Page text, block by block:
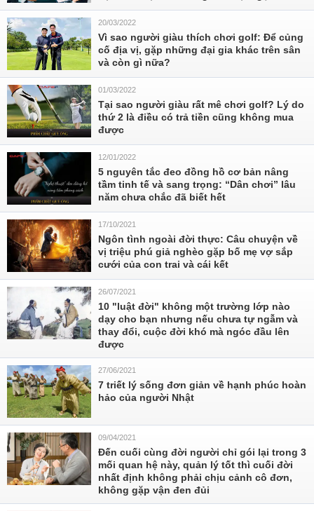
20/03/2022
Vì sao người giàu thích chơi golf: Để củng
cố địa vị, gặp những đại gia khác trên sân
và còn gì nữa?
01/03/2022
Tại sao người giàu rất mê chơi golf? Lý do
thứ 2 là điều có trả tiền cũng không mua
được
12/01/2022
5 nguyên tắc đeo đồng hồ cơ bản nâng
tầm tinh tế và sang trọng: “Dân chơi” lâu
năm chưa chắc đã biết hết
17/10/2021
Ngôn tình ngoài đời thực: Câu chuyện về
vị triệu phú giả nghèo gặp bố mẹ vợ sắp
cưới của con trai và cái kết
26/07/2021
10 "luật đời" không một trường lớp nào
dạy cho bạn nhưng nếu chưa tự ngẫm và
thay đổi, cuộc đời khó mà ngóc đầu lên
được
27/06/2021
7 triết lý sống đơn giản về hạnh phúc hoàn
hảo của người Nhật
09/04/2021
Đến cuối cùng đời người chỉ gói lại trong 3
mối quan hệ này, quản lý tốt thì cuối đời
nhất định không phải chịu cảnh cô đơn,
không gặp vận đen đủi